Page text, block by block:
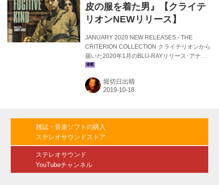
皮の服を着た男』【クライテ
リオンNEWリリース】
JANUARY 2020 NEW RELEASES - THE
CRITERION COLLECTION クライテリオンから
届いた2020年1月のBLU-RAYリリース･アナウ
ンス。リリース順に、ジョージ･キューカー、シ
ペドロ･アルモドバル監督作がラインナップ。1
月14日リリース予定となっているのが、シドニ
が、店を経営する女の欲情に負けて情事に溺れ
ていく。そして彼の体はもうひとりの色情狂の
堀切日出晴
雑誌・音楽ソフトの購入
ステレオサウンドストア
ステレオサウンド
YouTubeチャンネル